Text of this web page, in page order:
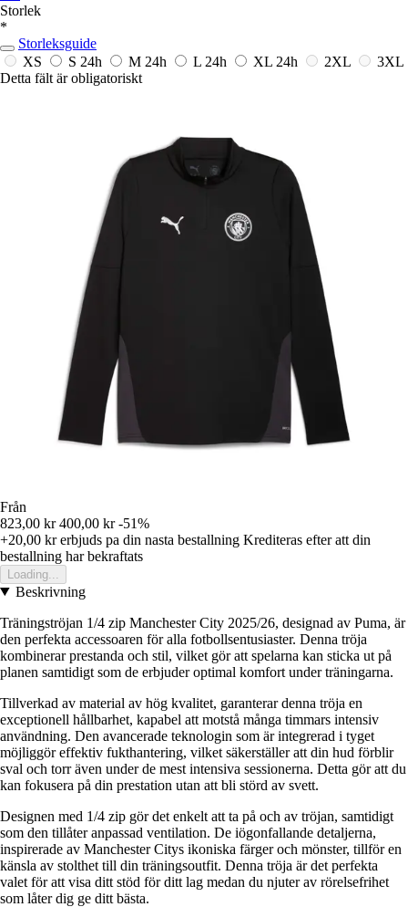
Storlek
*
Storleksguide
XS
S 24h M 24h L 24h XL 24h 2XL
3XL
Detta fält är obligatoriskt
Från
823,00 kr 400,00 kr -51%
+20,00 krerbjuds pa din nasta bestallning Krediteras efter att din
bestallning har bekraftats
Loading...
Beskrivning
Träningströjan 1/4 zip Manchester City 2025/26, designad av Puma, är
den perfekta accessoaren för alla fotbollsentusiaster. Denna tröja
kombinerar prestanda och stil, vilket gör att spelarna kan sticka ut på
planen samtidigt som de erbjuder optimal komfort under träningarna.
Tillverkad av material av hög kvalitet, garanterar denna tröja en
exceptionell hållbarhet, kapabel att motstå många timmars intensiv
användning. Den avancerade teknologin som är integrerad i tyget
möjliggör effektiv fukthantering, vilket säkerställer att din hud förblir
sval och torr även under de mest intensiva sessionerna. Detta gör att du
kan fokusera på din prestation utan att bli störd av svett.
Designen med 1/4 zip gör det enkelt att ta på och av tröjan, samtidigt
som den tillåter anpassad ventilation. De iögonfallande detaljerna,
inspirerade av Manchester Citys ikoniska färger och mönster, tillför en
känsla av stolthet till din träningsoutfit. Denna tröja är det perfekta
valet för att visa ditt stöd för ditt lag medan du njuter av rörelsefrihet
som låter dig ge ditt bästa.